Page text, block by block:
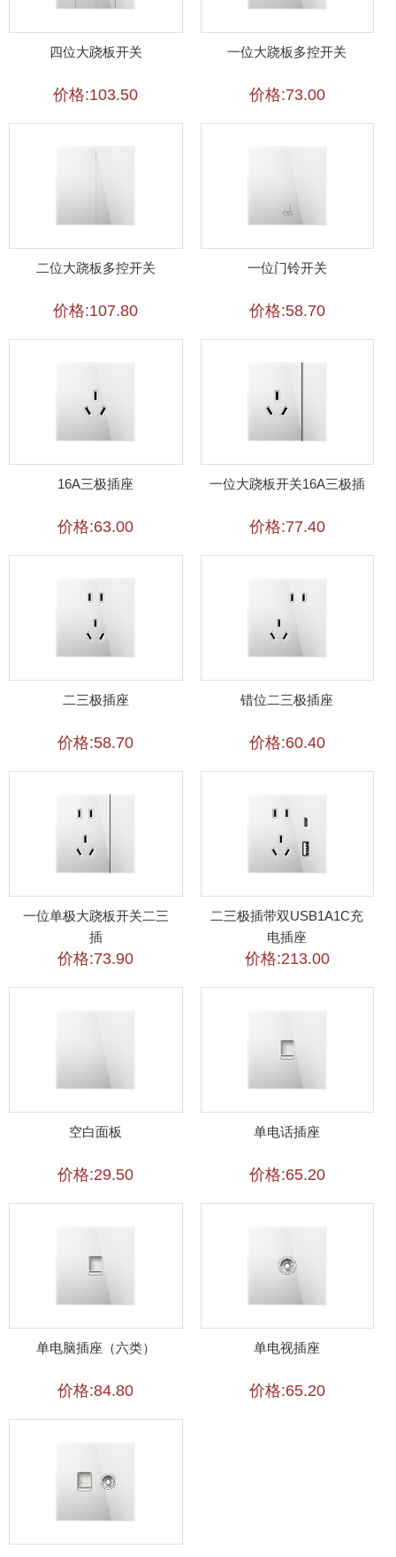
四位大跷板开关
价格:103.50
一位大跷板多控开关
价格:73.00
二位大跷板多控开关
价格:107.80
一位门铃开关
价格:58.70
16A三极插座
价格:63.00
一位大跷板开关16A三极插
价格:77.40
二三极插座
价格:58.70
错位二三极插座
价格:60.40
一位单极大跷板开关二三
插
价格:73.90
二三极插带双USB1A1C充
电插座
价格:213.00
空白面板
价格:29.50
单电话插座
价格:65.20
单电脑插座（六类）
价格:84.80
单电视插座
价格:65.20